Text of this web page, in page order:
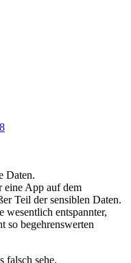
Daten.
eine App auf dem
Teil der sensiblen Daten.
wesentlich entspannter,
so begehrenswerten
falsch sehe.